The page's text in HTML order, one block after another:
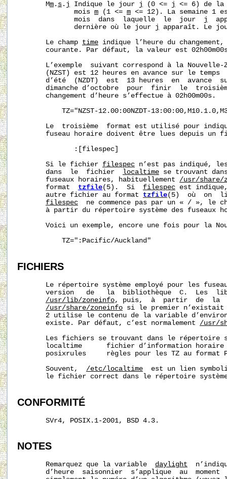
       M
m . s . j Indique le jour j (0 <= j
<= 6) de la
              mois
m (1 <= m <= 12). La semaine 1
              mois  dans  laquelle  le  jour
j
              dernière où le jour
j
apparaît. Le
       Le champ
time indique l’heure du
courante. Par défaut, la valeur est
L’exemple  suivant correspond à la
(NZST) est 12 heures en avance sur le temps
d’été  (NZDT)  est  13 heures  en  avance
dimanche d’octobre  pour  finir  le
       changement d’heure s’effectue à 02h00m00s.
TZ="NZST-12.00:00NZDT-
Le  troisième  format est utilisé pour
fuseau horaire doivent être lues depuis un
              :[filespec]
       Si le fichier
filespec n’est pas indiqué,
       dans  le  fichier
localtime se trouvant
       fuseaux horaires, habituellement
/usr/share/
       format
tzfile(5).  Si filespec est
       autre fichier au format
tzfile(5)  où  on
filespec
ne commence pas par un « / », le
à partir du répertoire système des fuseaux
Voici un exemple, encore une fois pour la
           TZ=":Pacific/Auckland"
FICHIERS
Le répertoire système employé pour les
version   de   la  bibliothèque  C.  Les
/usr/lib/zoneinfo, puis,  à  partir  de  la
/usr/share/zoneinfo si le premier n’existait
2 utilise le contenu de la variable
       existe. Par défaut, c’est normalement
/usr/
Les fichiers se trouvant dans le répertoire
localtime      fichier d’information horaire
posixrules     règles pour les TZ au format
       Souvent,
/etc/localtime
est un lien
le fichier correct dans le répertoire
CONFORMITÉ
       SVr4, POSIX.1-2001, BSD 4.3.
NOTES
       Remarquez que la variable
daylight
d’heure  saisonnier  s’applique  au  moment